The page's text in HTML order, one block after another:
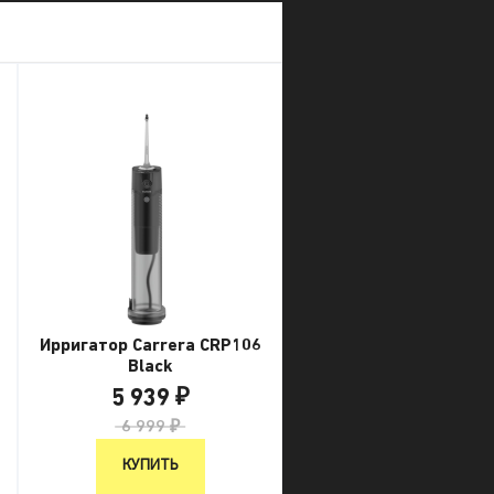
Ирригатор Carrera CRP106
Black
5 939 ₽
6 999 ₽
КУПИТЬ